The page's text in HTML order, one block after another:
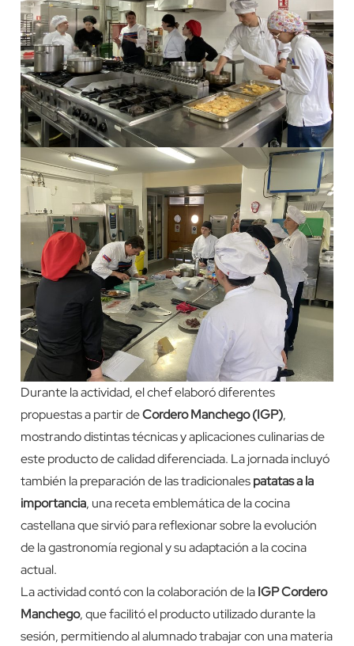
Durante la actividad, el chef elaboró diferentes
propuestas a partir deCordero Manchego (IGP),
mostrando distintas técnicas y aplicaciones culinarias de
este producto de calidad diferenciada. La jornada incluyó
también la preparación de las tradicionalespatatas a la
importancia, una receta emblemática de la cocina
castellana que sirvió para reflexionar sobre la evolución
de la gastronomía regional y su adaptación a la cocina
actual.
La actividad contó con la colaboración de laIGP Cordero
Manchego, que facilitó el producto utilizado durante la
sesión, permitiendo al alumnado trabajar con una materia